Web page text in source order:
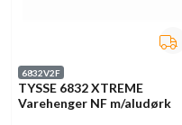
6832V2F
TYSSE 6832 XTREME
Varehenger NF m/aludørk